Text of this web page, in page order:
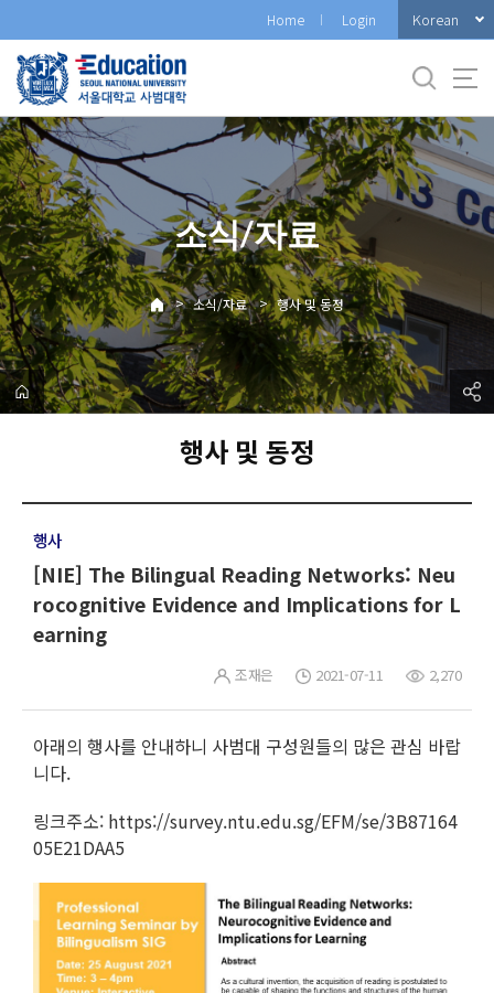
로
메
뉴
Home Login Korean
소식/자료
> 소식/자료 > 행사 및 동정
행사 및 동정
행사
[NIE] The Bilingual Reading Networks: Neu
rocognitive Evidence and Implications for L
earning
조재은 2021-07-11 2,270
아래의 행사를 안내하니 사범대 구성원들의 많은 관심 바랍
니다.
링크주소: https://survey.ntu.edu.sg/EFM/se/3B87164
05E21DAA5